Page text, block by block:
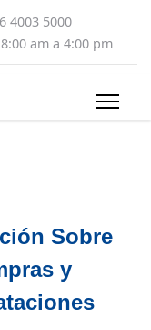
4003 5000
am a 4:00 pm
Sobre
y